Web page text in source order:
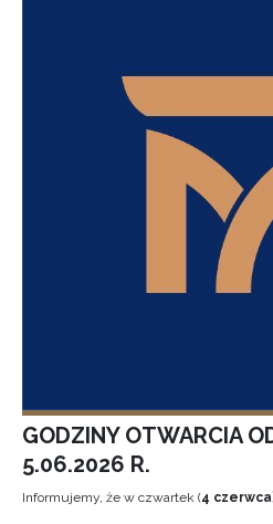
GODZINY OTWARCIA
5.06.2026 R.
Informujemy, że w czwartek (4